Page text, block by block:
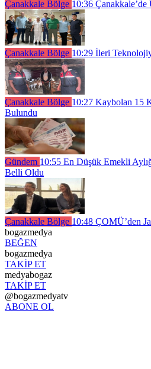
Çanakkale Bölge 10:36
Çanakkale Bölge 10:29 İleri
Çanakkale Bölge 10:27 Kaybolan 15
Bulundu
Gündem 10:55 En Düşük Emekli
Belli Oldu
Çanakkale Bölge 10:48 ÇOMÜ’den
bogazmedya
BEĞEN
bogazmedya
TAKİP ET
medyabogaz
TAKİP ET
@bogazmedyatv
ABONE OL